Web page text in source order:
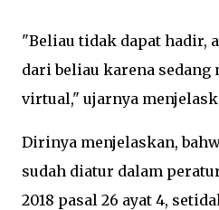
"Beliau tidak dapat hadir,
dari beliau karena
virtual," ujarnya
Dirinya menjelaskan,
sudah diatur dalam
2018 pasal 26 ayat 4,